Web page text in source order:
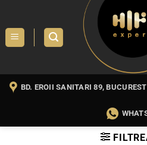
content
BD. EROII SANITARI 89,